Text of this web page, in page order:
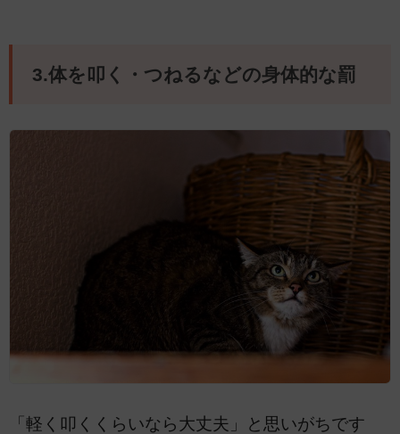
3.体を叩く・つねるなどの身体的な罰
「軽く叩くくらいなら大丈夫」と思いがちです